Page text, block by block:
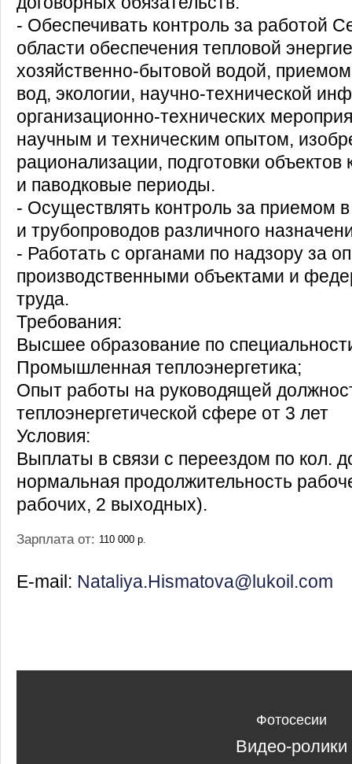
- Обеспечивать контроль за работой
области обеспечения тепловой
хозяйственно-бытовой водой,
вод, экологии, научно-технической
организационно-технических
научным и техническим опытом,
рационализации, подготовки
и паводковые периоды.
- Осуществлять контроль за приемом
и трубопроводов различного
- Работать с органами по надзору за
производственными объектами и
труда.
​​​​​​​Требования:
Высшее образование по
Промышленная теплоэнергетика;
Опыт работы на руководящей
теплоэнергетической сфере от 3 лет
Условия:
Выплаты в связи с переездом по кол.
нормальная продолжительность
рабочих, 2 выходных).
Зарплата от: 110 000 р.
E-mail: Nataliya.Hismatova@lukoil.com
Фотосесии
Видео-ролики